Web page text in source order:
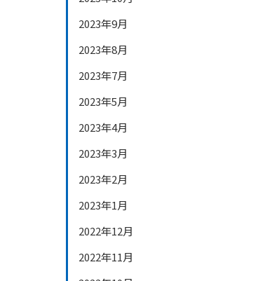
2023年9月
2023年8月
2023年7月
2023年5月
2023年4月
2023年3月
2023年2月
2023年1月
2022年12月
2022年11月